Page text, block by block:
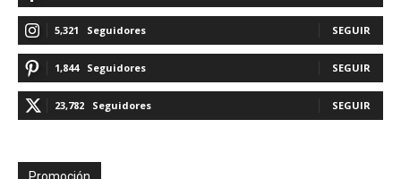
5,321 Seguidores SEGUIR
1,844 Seguidores SEGUIR
23,782 Seguidores SEGUIR
Promoción